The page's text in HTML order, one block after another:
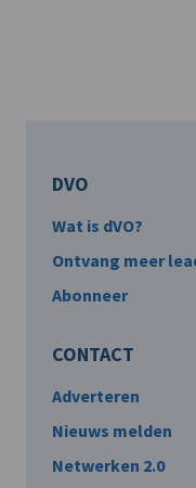
DVO
Wat is dVO?
Ontvang meer
Abonneer
CONTACT
Adverteren
Nieuws melden
Netwerken 2.0